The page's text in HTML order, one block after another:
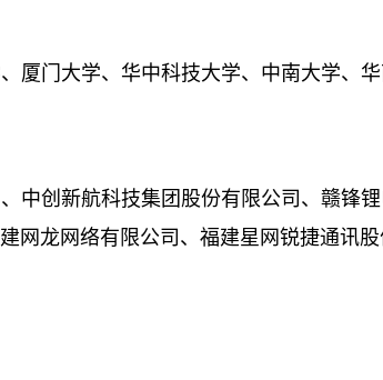
厦门大学、华中科技大学、中南大学、
中创新航科技集团股份有限公司、赣锋
网龙网络有限公司、福建星网锐捷通讯股